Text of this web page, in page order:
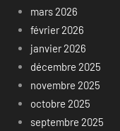
mars 2026
février 2026
janvier 2026
décembre 2025
novembre 2025
octobre 2025
septembre 2025